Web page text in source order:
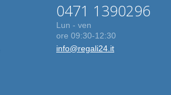
0471 1390296
Lun - ven
ore 09:30-12:30
info@regali24.it